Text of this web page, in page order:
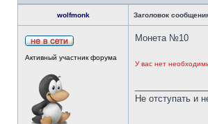
wolfmonk Заголовок
Активный участник форума
Монета №10
У вас нет
Не отступать и